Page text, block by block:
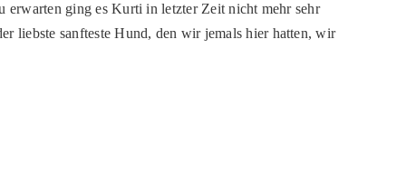
ging es Kurti in letzter Zeit nicht mehr sehr
liebste sanfteste Hund, den wir jemals hier hatten, wir